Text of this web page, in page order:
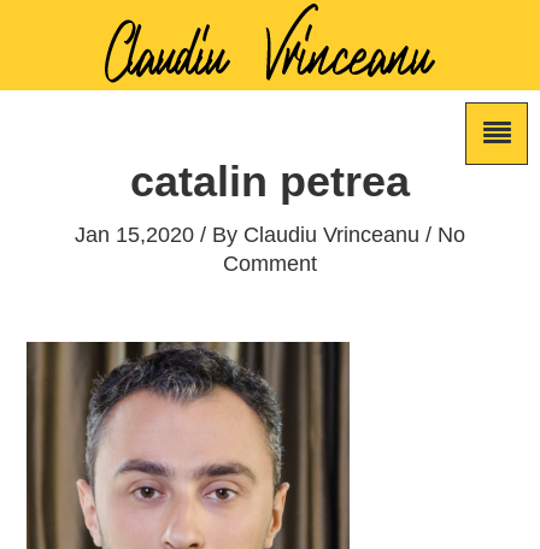
catalin petrea
Jan 15,2020 / By Claudiu Vrinceanu / No
Comment